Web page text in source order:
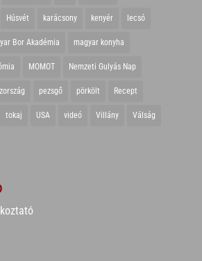
Húsvét karácsony kenyér lecsó
Bor Akadémia magyar konyha
MOMOT Nemzeti Gulyás Nap
pezsgő pörkölt Recept
tokaj USA videó Villány Válság